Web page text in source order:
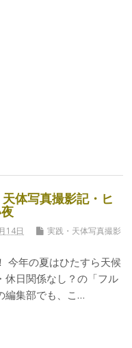
天体写真撮影記・ヒ
14日
実践・天体写真撮影
今年の夏はひたすら天候
休日関係なし？の「フル
編集部でも、こ…